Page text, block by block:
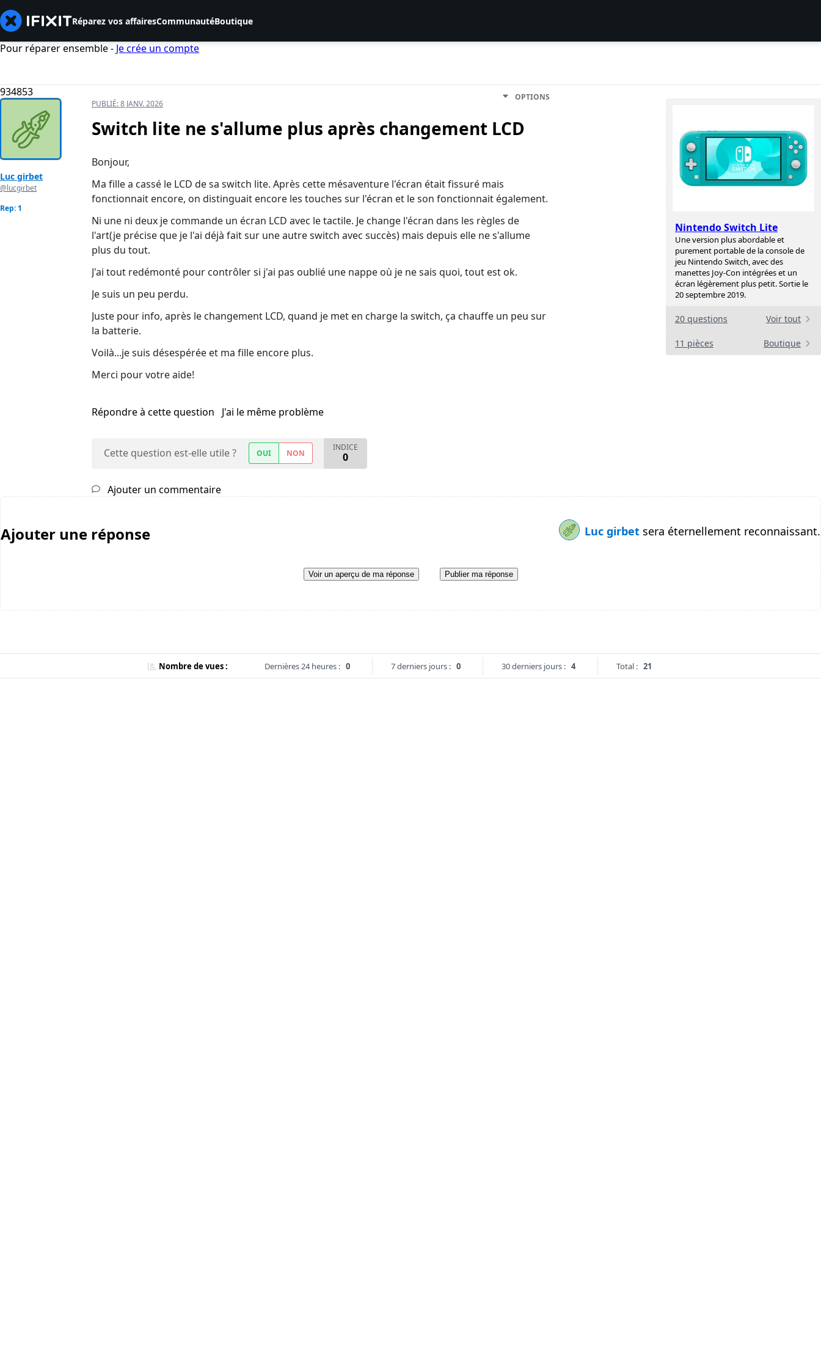
Réparez vos affairesCommunautéBoutique
Pour réparer ensemble - Je crée un compte
934853
Nintendo Switch Lite
Une version plus abordable et
purement portable de la console de
jeu Nintendo Switch, avec des
manettes Joy-Con intégrées et un
écran légèrement plus petit. Sortie le
20 septembre 2019.
20 questions Voir tout
11 pièces Boutique
Luc girbet
@lucgirbet
Rep: 1
PUBLIÉ:8 JANV. 2026
OPTIONS
Switch lite ne s'allume plus après changement LCD
Bonjour,
Ma fille a cassé le LCD de sa switch lite. Après cette mésaventure l'écran était fissuré mais
fonctionnait encore, on distinguait encore les touches sur l'écran et le son fonctionnait également.
Ni une ni deux je commande un écran LCD avec le tactile. Je change l'écran dans les règles de
l'art(je précise que je l'ai déjà fait sur une autre switch avec succès) mais depuis elle ne s'allume
plus du tout.
J'ai tout redémonté pour contrôler si j'ai pas oublié une nappe où je ne sais quoi, tout est ok.
Je suis un peu perdu.
Juste pour info, après le changement LCD, quand je met en charge la switch, ça chauffe un peu sur
la batterie.
Voilà...je suis désespérée et ma fille encore plus.
Merci pour votre aide!
Répondre à cette question J'ai le même problème
Cette question est-elle utile ? OUI NON
INDICE
0
Ajouter un commentaire
Ajouter une réponse Luc girbet sera éternellement reconnaissant.
Voir un aperçu de ma réponse Publier ma réponse
Nombre de vues : Dernières 24 heures : 0 7 derniers jours : 0 30 derniers jours : 4 Total : 21